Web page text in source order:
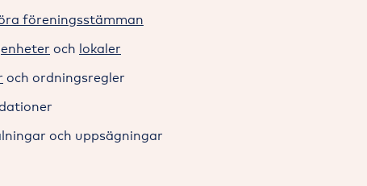
föreningsstämman
och lokaler
och ordningsregler
och uppsägningar